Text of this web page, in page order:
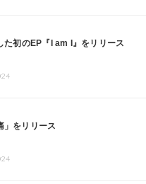
た初のEP『I am I』をリリース
」をリリース